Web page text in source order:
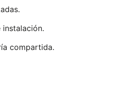
instalación.
compartida.